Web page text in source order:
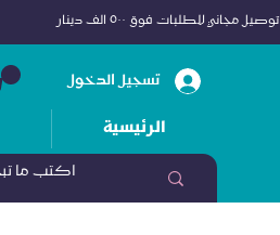
توصيل مجاني للطلبات فوق ٥٠٠ الف دينار
تسجيل الدخول
الرئيسية